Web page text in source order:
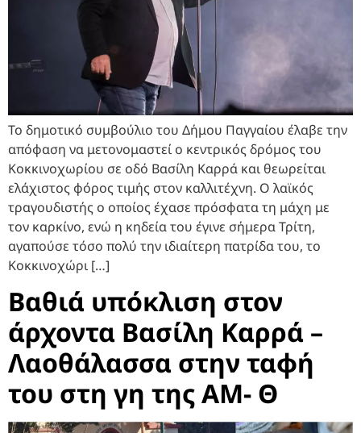
Το δημοτικό συμβούλιο του Δήμου Παγγαίου έλαβε την
απόφαση να μετονομαστεί ο κεντρικός δρόμος του
Κοκκινοχωρίου σε οδό Βασίλη Καρρά και θεωρείται
ελάχιστος φόρος τιμής στον καλλιτέχνη. Ο λαϊκός
τραγουδιστής ο οποίος έχασε πρόσφατα τη μάχη με
τον καρκίνο, ενώ η κηδεία του έγινε σήμερα Τρίτη,
αγαπούσε τόσο πολύ την ιδιαίτερη πατρίδα του, το
Κοκκινοχώρι […]
Βαθιά υπόκλιση στον
άρχοντα Βασίλη Καρρά –
Λαοθάλασσα στην ταφή
του στη γη της ΑΜ- Θ